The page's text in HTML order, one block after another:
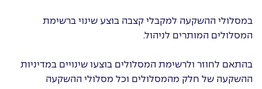
במסלולי ההשקעה למקבלי קצבה בוצע שינוי ברשימת
המסלולים המותרים לניהול.
בהתאם לחוזר ולרשימת המסלולים בוצעו שינויים במדיניות
ההשקעה של חלק מהמסלולים וכל מסלולי ההשקעה